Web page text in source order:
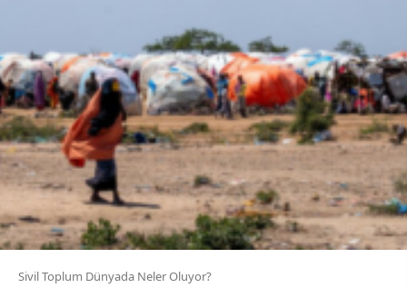
Sivil Toplum Dünyada Neler Oluyor?